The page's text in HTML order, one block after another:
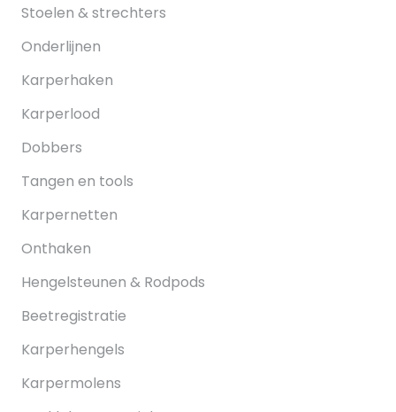
Stoelen & strechters
Onderlijnen
Karperhaken
Karperlood
Dobbers
Tangen en tools
Karpernetten
Onthaken
Hengelsteunen & Rodpods
Beetregistratie
Karperhengels
Karpermolens